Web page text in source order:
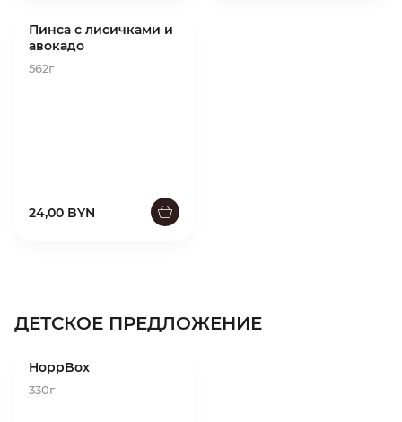
Пинса с лисичками и
авокадо
562г
24,00 BYN
ДЕТСКОЕ ПРЕДЛОЖЕНИЕ
HoppBox
330г